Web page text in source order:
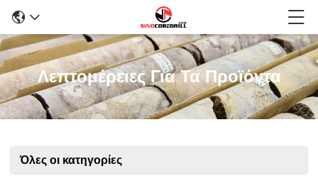
Λεπτομέρειες Για Τα Προϊόντα
Όλες οι κατηγορίες